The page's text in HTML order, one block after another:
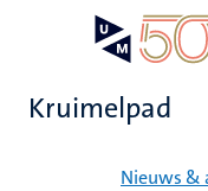
Kruimelpad
Nieuws &